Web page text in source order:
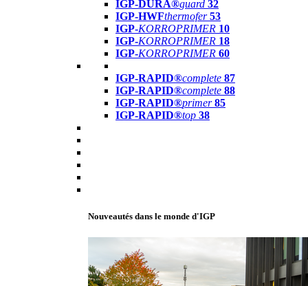
IGP-DURA®guard 32
IGP-HWFthermofer 53
IGP-KORROPRIMER 10
IGP-KORROPRIMER 18
IGP-KORROPRIMER 60
IGP-RAPID®complete 87
IGP-RAPID®complete 88
IGP-RAPID®primer 85
IGP-RAPID®top 38
Nouveautés dans le monde d'IGP